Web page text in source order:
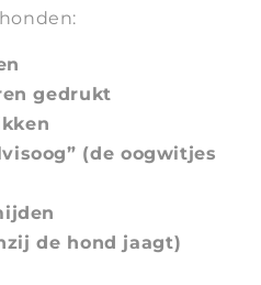
gedrukt
(de oogwitjes
de hond jaagt)